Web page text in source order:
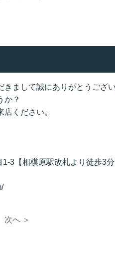
まして誠にありがとうござい
か？
ください。
3【相模原駅改札より徒歩3分
次へ ＞